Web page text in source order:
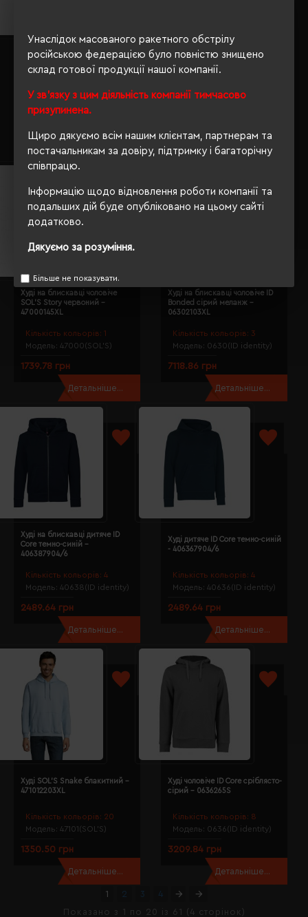
Унаслідок масованого ракетного обстрілу
російською федерацією було повністю знищено
склад готової продукції нашої компанії.
У зв'язку з цим діяльність компанії тимчасово
призупинена.
Щиро дякуємо всім нашим клієнтам, партнерам та
постачальникам за довіру, підтримку і багаторічну
співпрацю.
Інформацію щодо відновлення роботи компанії та
подальших дій буде опубліковано на цьому сайті
додатково.
Дякуємо за розуміння.
Більше не показувати.
Кількість кольорів:
1
Худі на блискавці чоловіче
SOL'S Seven сірий меланж -
47800360L
Кількість кольорів:
Худі SOL'S Slam сірий меланж -
13251350S
Детальніше...
Кількість кольорів: 1
Модель: 47000(SOL’S)
Худі на блискавці чоловіче
SOL'S Story червоний -
47000145XL
1739.78 грн
Детальніше...
Кількість кольорів: 3
Модель: 0630(ID identity)
Худі на блискавці чоловіче ID
Bonded сірий меланж -
06302103XL
7118.86 грн
Детальніше...
Кількість кольорів: 4
Модель: 40638(ID identity)
Худі на блискавці дитяче ID
Core темно-синій -
406387904/6
2489.64 грн
Детальніше...
Кількість кольорів: 4
Модель: 40636(ID identity)
Худі дитяче ID Core темно-синій
- 406367904/6
2489.64 грн
Детальніше...
Кількість кольорів: 20
Модель: 47101(SOL’S)
Худі SOL'S Snake блакитний -
471012203XL
1350.50 грн
Детальніше...
Кількість кольорів: 8
Модель: 0636(ID identity)
Худі чоловіче ID Core сріблясто-
сірий - 0636265S
3209.84 грн
Детальніше...
1 2 3
4
Показано з 1 по 20 із 61 (4 сторінок)